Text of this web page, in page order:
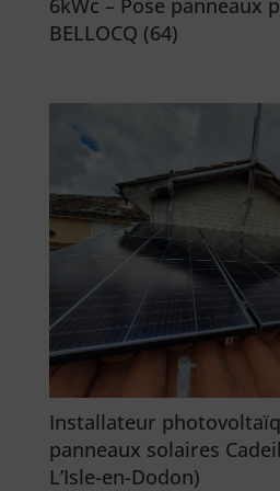
BELLOCQ (64)
Installateur
panneaux solaires
L’Isle-en-Dodon)